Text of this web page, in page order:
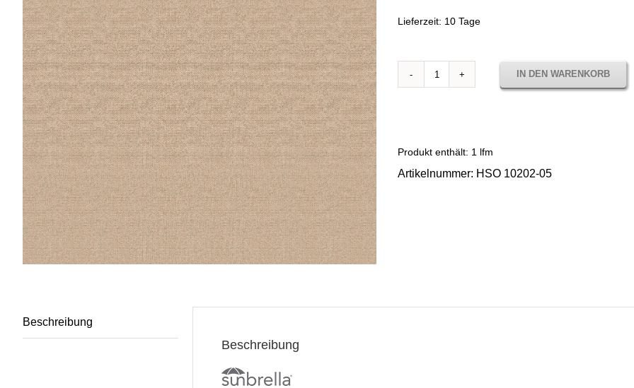
Lieferzeit: 10 Tage
Sunbrella
10202-
IN DEN WARENKORB
Produkt enthält: 1 lfm
Artikelnummer: HSO 10202-05
Beschreibung
Beschreibung